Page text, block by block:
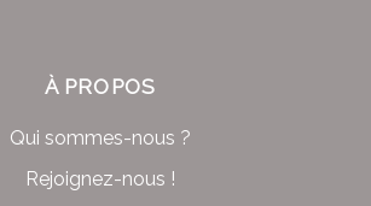
À PROPOS
Qui sommes-nous ?
Rejoignez-nous !